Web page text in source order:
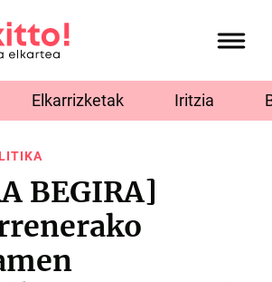
Elkarrizketak Iritzia
BEGIRA]